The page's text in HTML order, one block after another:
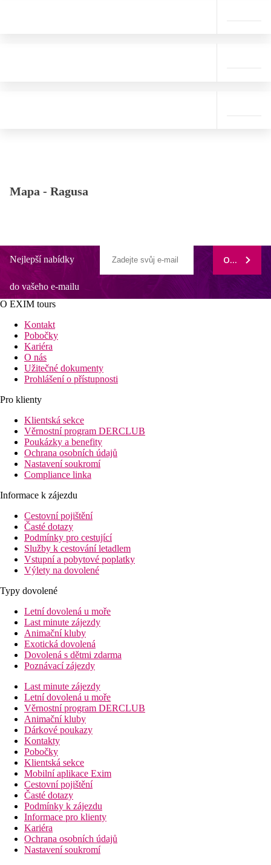
Mapa - Ragusa
Nejlepší nabídky
do vašeho e-mailu
ODEBÍRAT
O EXIM tours
Kontakt
Pobočky
Kariéra
O nás
Užitečné dokumenty
Prohlášení o přístupnosti
Pro klienty
Klientská sekce
Věrnostní program DERCLUB
Poukázky a benefity
Ochrana osobních údajů
Nastavení soukromí
Compliance linka
Informace k zájezdu
Cestovní pojištění
Časté dotazy
Podmínky pro cestující
Služby k cestování letadlem
Vstupní a pobytové poplatky
Výlety na dovolené
Typy dovolené
Letní dovolená u moře
Last minute zájezdy
Animační kluby
Exotická dovolená
Dovolená s dětmi zdarma
Poznávací zájezdy
Last minute zájezdy
Letní dovolená u moře
Věrnostní program DERCLUB
Animační kluby
Dárkové poukazy
Kontakty
Pobočky
Klientská sekce
Mobilní aplikace Exim
Cestovní pojištění
Časté dotazy
Podmínky k zájezdu
Informace pro klienty
Kariéra
Ochrana osobních údajů
Nastavení soukromí